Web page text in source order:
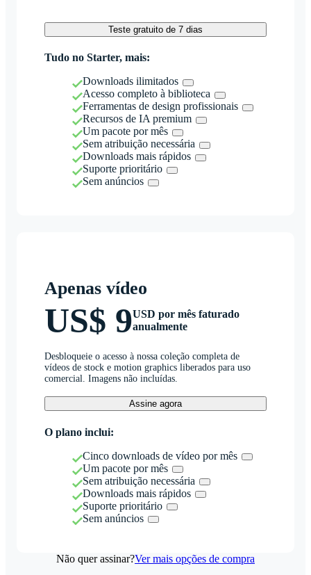
Teste gratuito de 7 dias
Tudo no Starter, mais:
Downloads ilimitados
Acesso completo à biblioteca
Ferramentas de design profissionais
Recursos de IA premium
Um pacote por mês
Sem atribuição necessária
Downloads mais rápidos
Suporte prioritário
Sem anúncios
Apenas vídeo
US$ 9USD por mês faturado
anualmente
Desbloqueie o acesso à nossa coleção completa de
vídeos de stock e motion graphics liberados para uso
comercial. Imagens não incluídas.
Assine agora
O plano inclui:
Cinco downloads de vídeo por mês
Um pacote por mês
Sem atribuição necessária
Downloads mais rápidos
Suporte prioritário
Sem anúncios
Não quer assinar?Ver mais opções de compra